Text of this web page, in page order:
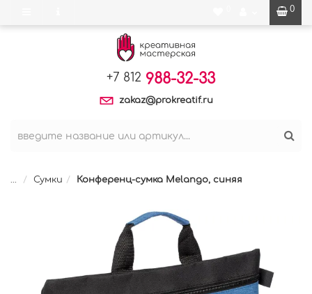
0
+7 812 988-32-33
zakaz@prokreatif.ru
... Сумки Конференц-сумка Melango, синяя